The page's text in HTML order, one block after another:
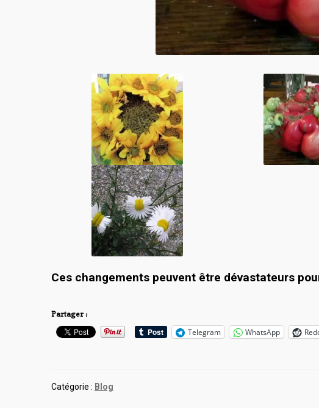
Ces changements peuvent être dévastateurs
Partager :
Telegram WhatsApp
Catégorie : Blog